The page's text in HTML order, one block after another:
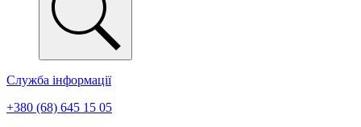
Служба інформації
+380 (68) 645 15 05